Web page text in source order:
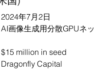
年7月2日
画像生成用分散GPUネッ
million in seed
Capital